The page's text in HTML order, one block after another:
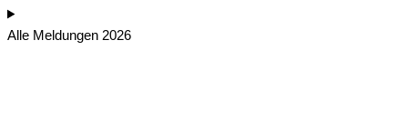
Alle Meldungen 2026